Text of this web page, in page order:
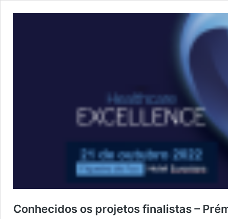
Conhecidos os projetos finalistas –